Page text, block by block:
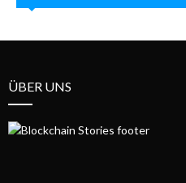
ÜBER UNS